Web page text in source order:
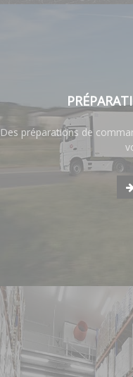
Des préparations de